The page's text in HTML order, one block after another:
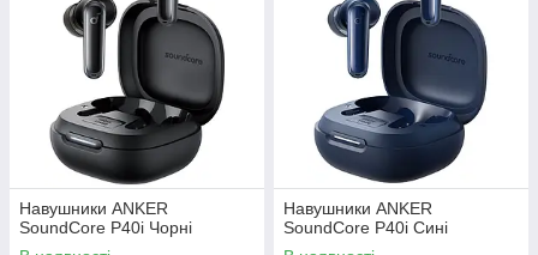
Навушники ANKER
SoundСore P40i Чорні
Навушники ANKER
SoundСore P40i Сині